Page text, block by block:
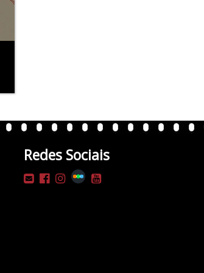
Redes Sociais